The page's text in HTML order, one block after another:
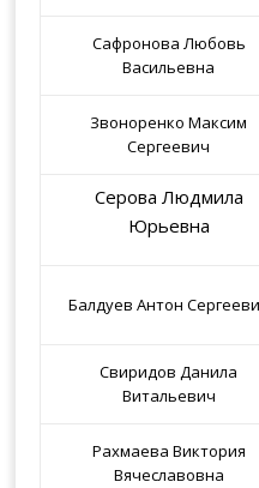
Сафронова Любовь
Васильевна
Звоноренко Максим
Сергеевич
Серова Людмила
Юрьевна
Балдуев Антон
Свиридов Данила
Витальевич
Рахмаева Виктория
Вячеславовна